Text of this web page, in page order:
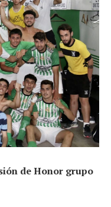
de Honor grupo